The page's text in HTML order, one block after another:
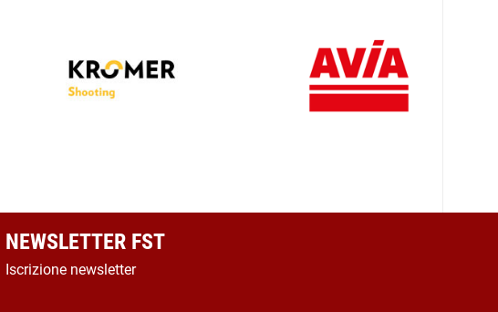
NEWSLETTER FST
Iscrizione newsletter